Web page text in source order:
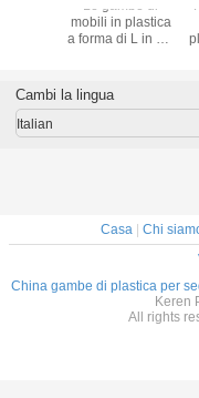
Le gambe di
mobili in plastica
a forma di L in PP
Cambi la lingua
Italian
Casa| Chi
China gambe di plastica per
Keren
All rights